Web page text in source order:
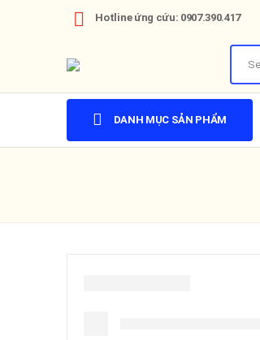
Hotline ứng cứu: 0907.390.417
DANH MỤC SẢN PHẨM